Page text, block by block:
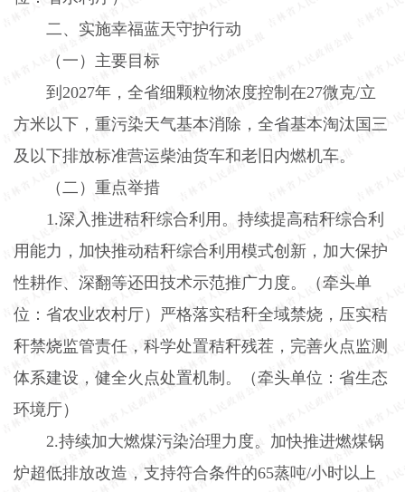
二、实施幸福蓝天守护行动
（一）主要目标
到 2027年，全省细颗粒物浓度控制在27微克/立
方米以下，重污染天气基本消除，全省基本淘汰国三
及以下排放标准营运柴油货车和老旧内燃机车。
（二）重点举措
1.深入推进秸秆综合利用。持续提高秸秆综合利
用能力，加快推动秸秆综合利用模式创新，加大保护
性耕作、深翻等还田技术示范推广力度。（牵头单
位：省农业农村厅）严格落实秸秆全域禁烧，压实秸
秆禁烧监管责任，科学处置秸秆残茬，完善火点监测
体系建设，健全火点处置机制。（牵头单位：省生态
环境厅）
2.持续加大燃煤污染治理力度。加快推进燃煤锅
炉超低排放改造，支持符合条件的65蒸吨/小时以上